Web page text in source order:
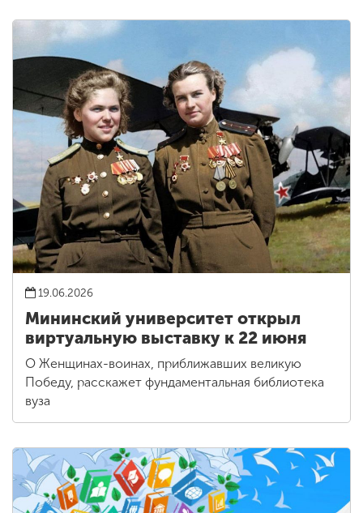
19.06.2026
Мининский университет открыл
виртуальную выставку к 22 июня
О Женщинах-воинах, приближавших великую
Победу, расскажет фундаментальная библиотека
вуза